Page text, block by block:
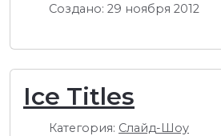
Создано: 29 ноября 2012
Ice Titles
Категория: Слайд-Шоу